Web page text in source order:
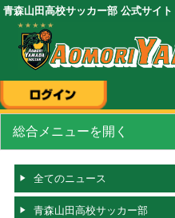
青森山田高校サッカー部 公式サイト
総合メニューを開く
トップページ
スケジュール
全てのニュース
青森山田高校サッカー部